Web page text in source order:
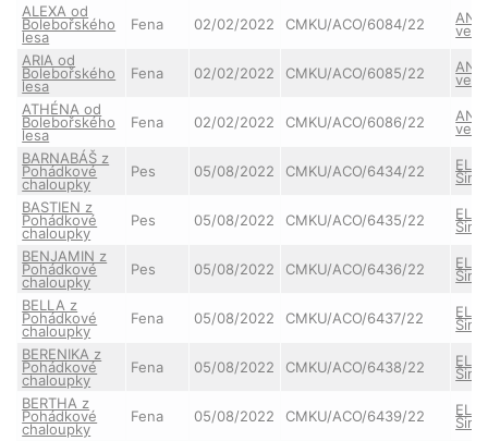
ALEXA od
Bolebořského
lesa
Fena 02/02/2022 CMKU/ACO/6084/22
ve
ARIA od
Bolebořského
lesa
Fena 02/02/2022 CMKU/ACO/6085/22
ve
ATHÉNA od
Bolebořského
lesa
Fena 02/02/2022 CMKU/ACO/6086/22
ve
BARNABÁŠ z
Pohádkové
chaloupky
Pes 05/08/2022 CMKU/ACO/6434/22
BASTIEN z
Pohádkové
chaloupky
Pes 05/08/2022 CMKU/ACO/6435/22
BENJAMIN z
Pohádkové
chaloupky
Pes 05/08/2022 CMKU/ACO/6436/22
BELLA z
Pohádkové
chaloupky
Fena 05/08/2022 CMKU/ACO/6437/22
BERENIKA z
Pohádkové
chaloupky
Fena 05/08/2022 CMKU/ACO/6438/22
BERTHA z
Pohádkové
chaloupky
Fena 05/08/2022 CMKU/ACO/6439/22